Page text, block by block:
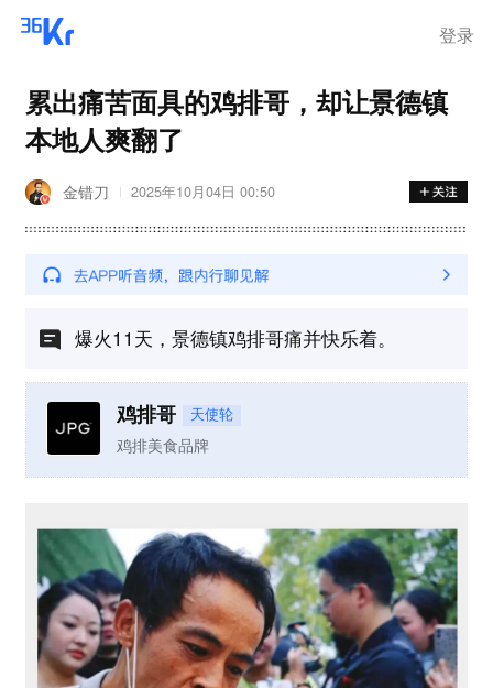
登录
累出痛苦面具的鸡排哥，却让景德镇
本地人爽翻了
金错刀 2025年10月04日 00:50
爆火11天，景德镇鸡排哥痛并快乐着。
鸡排哥 天使轮
鸡排美食品牌